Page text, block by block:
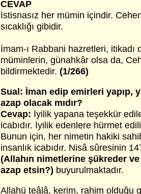
CEVAP
İstisnasız her mümin içindir.
sıcaklığı gibidir.
İmam-ı Rabbani hazretleri,
müminlerin, günahkâr olsa da,
bildirmektedir. (1/266)
Sual: İman edip emirleri yapıp,
azap olacak mıdır?
Cevap: İyilik yapana teşekkür
icabıdır. İyilik edenlere hürmet
Bunun için, her nimetin hakiki
insanlık icabıdır. Nisâ sûresinin
(Allahın nimetlerine şükreder
azap etsin?) buyurulmaktadır.
Allahü teâlâ, kerim, rahim olduğu